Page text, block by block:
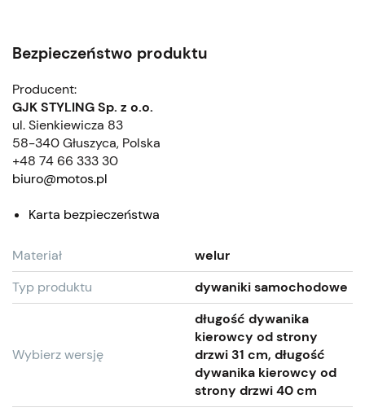
Bezpieczeństwo produktu
Producent:
GJK STYLING Sp. z o.o.
ul. Sienkiewicza 83
58-340 Głuszyca, Polska
+48 74 66 333 30
biuro@motos.pl
Karta bezpieczeństwa
Materiał
welur
Typ produktu
dywaniki samochodowe
Wybierz wersję
długość dywanika
kierowcy od strony
drzwi 31 cm, długość
dywanika kierowcy od
strony drzwi 40 cm